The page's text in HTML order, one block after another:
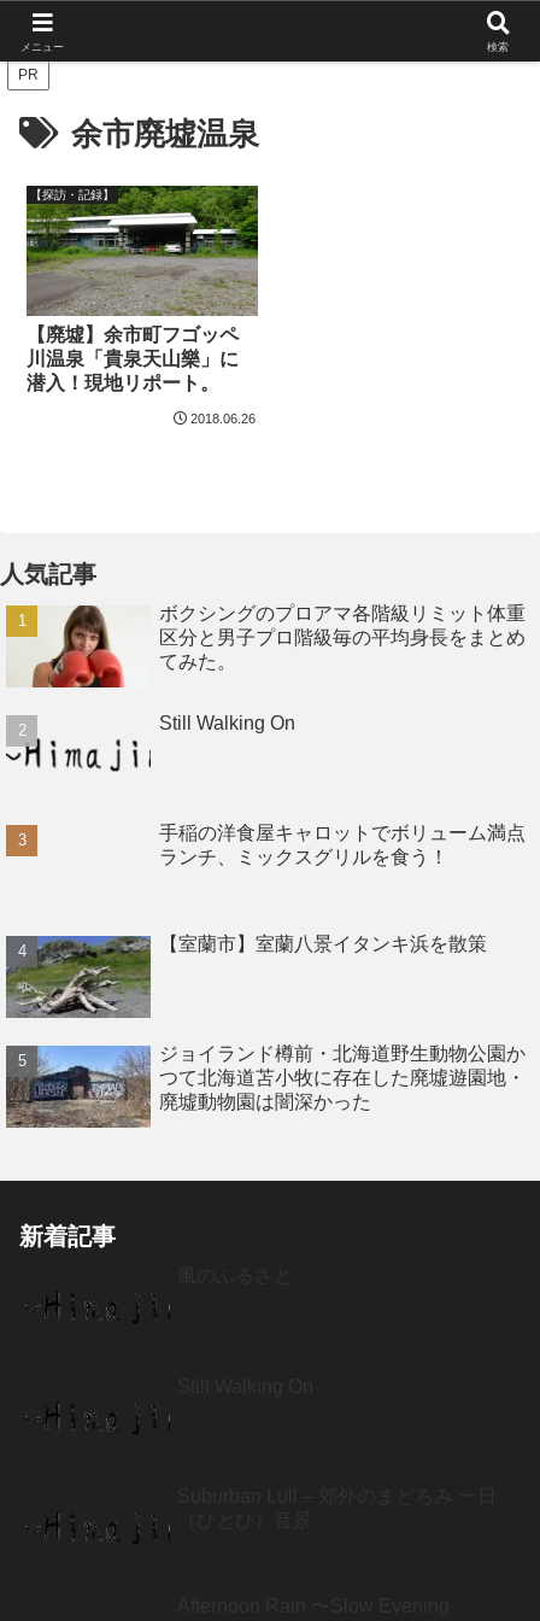
PR
余市廃墟温泉
【探訪・記録】
【廃墟】余市町フゴッペ
川温泉「貴泉天山樂」に
潜入！現地リポート。
2018.06.26
人気記事
ボクシングのプロアマ各階級リミット体重
区分と男子プロ階級毎の平均身長をまとめ
てみた。
Still Walking On
手稲の洋食屋キャロットでボリューム満点
ランチ、ミックスグリルを食う！
【室蘭市】室蘭八景イタンキ浜を散策
ジョイランド樽前・北海道野生動物公園か
つて北海道苫小牧に存在した廃墟遊園地・
廃墟動物園は闇深かった
新着記事
メニュー 検索